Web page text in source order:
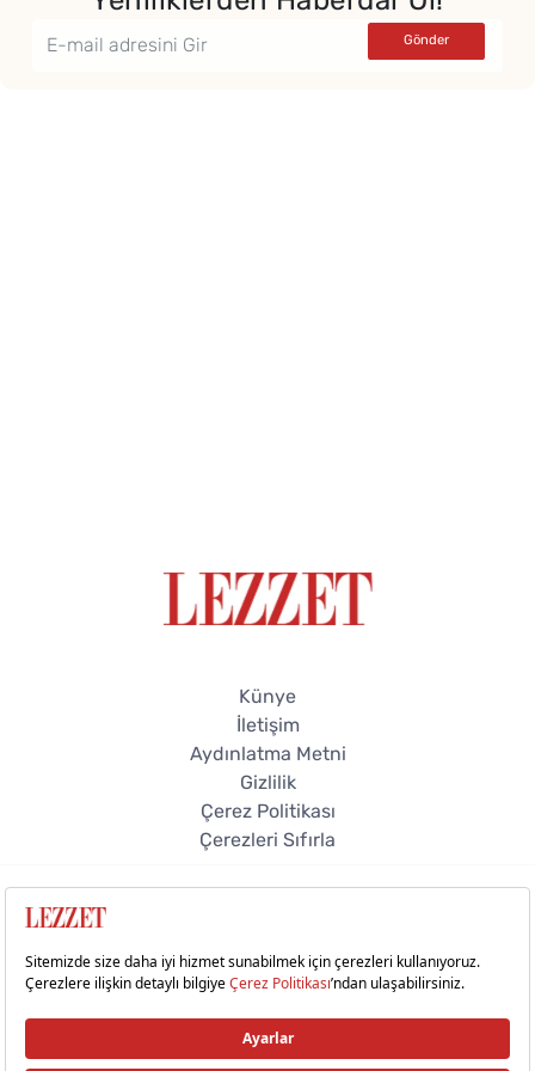
Künye
İletişim
Aydınlatma Metni
Gizlilik
Çerez Politikası
Çerezleri Sıfırla
© 2026 Lezzet Online. Tüm hakları saklıdır.